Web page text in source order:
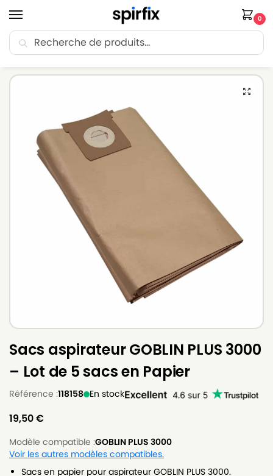
0
🚚 Livraison Point Relais offerte dès 30€ d’achat.
Sacs aspirateur GOBLIN PLUS 3000
– Lot de 5 sacs en Papier
Référence :118158 En stock
19,50€
Modèle compatible :GOBLIN PLUS 3000
Voir les autres modèles compatibles.
Sacs en papier pour aspirateur GOBLIN PLUS 3000.